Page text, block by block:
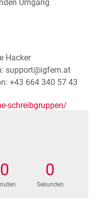
Umgang
Hacker
support@igfem.at
+43 664 340 57 43
schreibgruppen/
0 0
Sekunden